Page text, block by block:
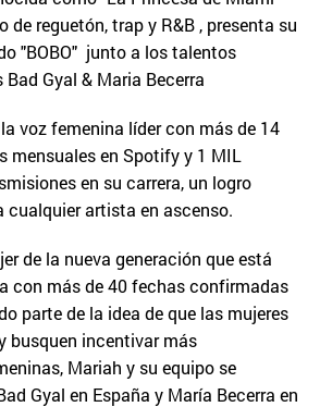
reguetón, trap y R&B , presenta su
"BOBO" junto a los talentos
Gyal & Maria Becerra
voz femenina líder con más de 14
mensuales en Spotify y 1 MIL
en su carrera, un logro
cualquier artista en ascenso.
de la nueva generación que está
con más de 40 fechas confirmadas
parte de la idea de que las mujeres
busquen incentivar más
Mariah y su equipo se
Gyal en España y María Becerra en